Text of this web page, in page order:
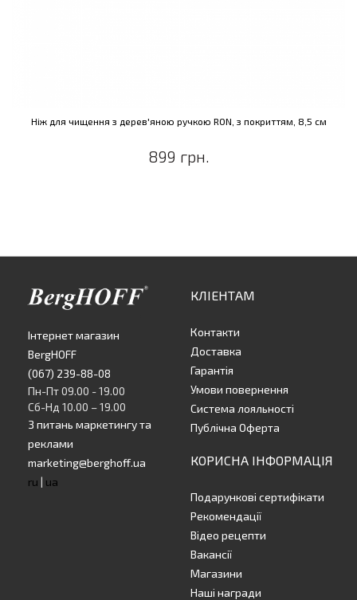
Ніж для чищення з дерев'яною ручкою RON, з покриттям, 8,5 см
899 грн.
Інтернет магазин
BergHOFF
(067) 239-88-08
Пн-Пт 09.00 - 19.00
Сб-Нд 10.00 – 19.00
З питань маркетингу та
реклами
marketing@berghoff.ua
ru | ua
КЛІЕНТАМ
Контакти
Доставка
Гарантія
Умови повернення
Система лояльності
Публічна Оферта
КОРИСНА ІНФОРМАЦІЯ
Подарункові сертифікати
Рекомендації
Відео рецепти
Вакансії
Магазини
Наші награди